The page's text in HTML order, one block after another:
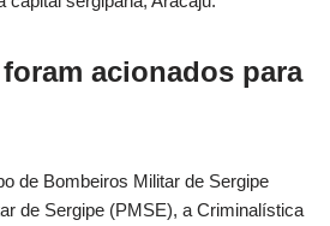
acionados para
de Bombeiros Militar de Sergipe
de Sergipe (PMSE), a Criminalística